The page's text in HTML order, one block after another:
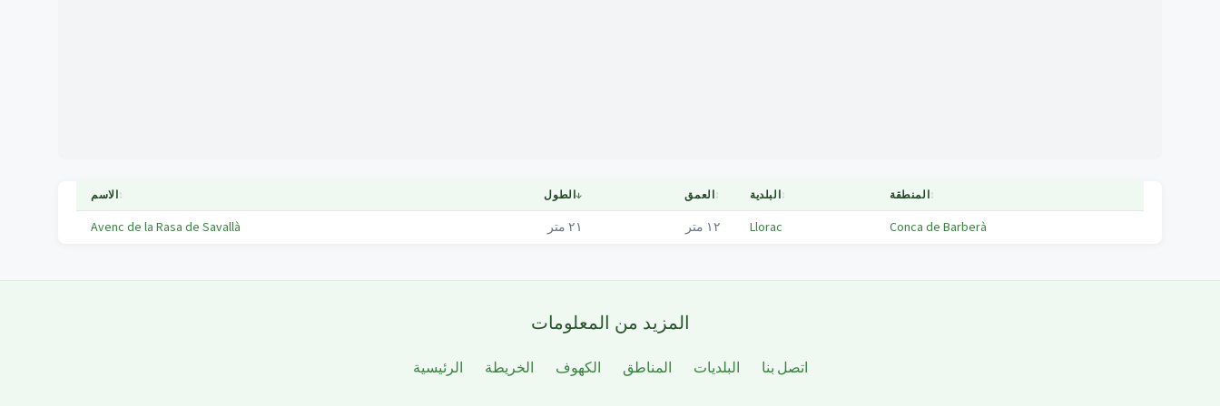
الاسم↕ الطول↓ العمق↕ البلدية↕ المنطقة↕
Avenc de la Rasa de Savallà ٢١ متر ١٢ متر Llorac Conca de Barberà
المزيد من المعلومات
الرئيسية الخريطة الكهوف المناطق البلديات اتصل بنا